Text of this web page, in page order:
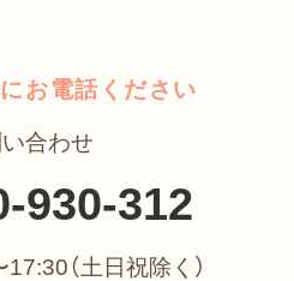
お電話ください
合わせ
930-312
（土日祝除く）